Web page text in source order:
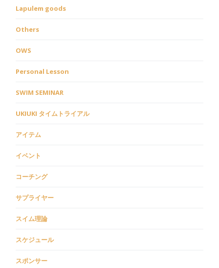
Lapulem goods
Others
OWS
Personal Lesson
SWIM SEMINAR
UKIUKI タイムトライアル
アイテム
イベント
コーチング
サプライヤー
スイム理論
スケジュール
スポンサー